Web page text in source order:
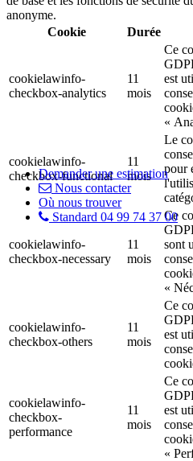
anonyme.
Cookie
Durée
cookielawinfo-
checkbox-analytics
11
mois
Ce
est
«
cookielawinfo-
checkbox-functional
11
mois
Le
pour
cookielawinfo-
checkbox-necessary
11
mois
Ce
sont
«
cookielawinfo-
checkbox-others
11
mois
Ce
est
cookielawinfo-
checkbox-
performance
11
mois
Ce
est
«
Demander une estimation
Nous contacter
Où nous trouver
Standard 04 99 74 37 00